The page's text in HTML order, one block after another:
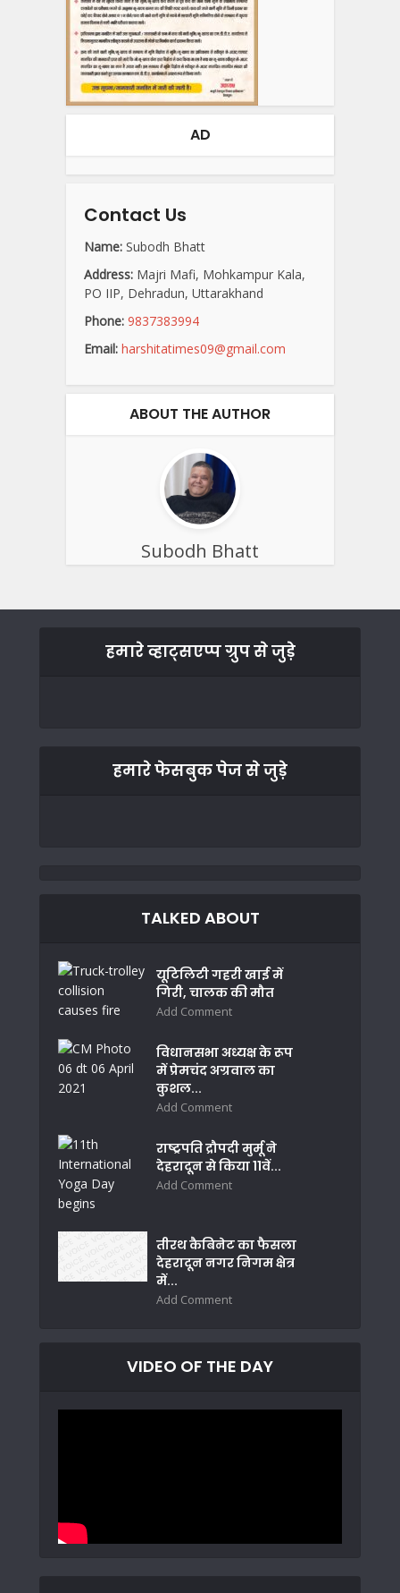
AD
Contact Us
Name: Subodh Bhatt
Address: Majri Mafi, Mohkampur Kala,
PO IIP, Dehradun, Uttarakhand
Phone: 9837383994
Email: harshitatimes09@gmail.com
ABOUT THE AUTHOR
Subodh Bhatt
हमारे व्हाट्सएप्प ग्रुप से जुड़े
हमारे फेसबुक पेज से जुड़े
TALKED ABOUT
यूटिलिटी गहरी खाई में
गिरी, चालक की मौत
Add Comment
विधानसभा अध्यक्ष के रूप
में प्रेमचंद अग्रवाल का
कुशल...
Add Comment
राष्ट्रपति द्रौपदी मुर्मू ने
देहरादून से किया 11वें...
Add Comment
तीरथ कैबिनेट का फैसला
देहरादून नगर निगम क्षेत्र
में...
Add Comment
VIDEO OF THE DAY